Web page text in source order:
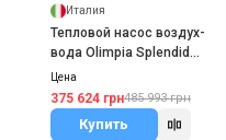
Италия
Тепловой насос воздух-
вода Olimpia Splendid
Sherpa S2
Цена
375 624 грн485 993 грн
Купить